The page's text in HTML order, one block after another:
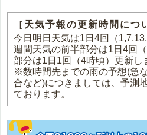
［天気予報の更新時間につ
今日明日天気は1日4回（
週間天気の前半部分は1日4回
部分は1日1回（4時頃）更新し
※数時間先までの雨の予想(急
合など)につきましては、予測
ております。